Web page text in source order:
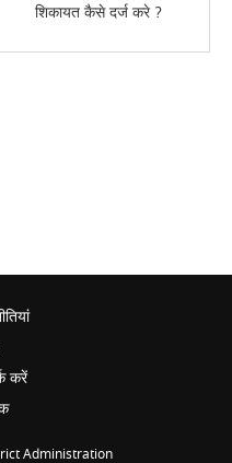
शिकायत कैसे दर्ज करे ?
करें
Administration